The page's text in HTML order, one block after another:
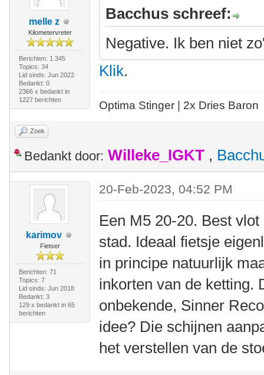
melle z
Kilometervreter
Berichten: 1.345
Topics: 34
Lid sinds: Jun 2022
Bedankt: 0
2366 x bedankt in
1227 berichten
Bacchus schreef:
Negative. Ik ben niet
Klik.
Optima Stinger | 2x Dries Baron
Zoek
Bedankt door: Willeke_IGKT ,
karimov
Fietser
Berichten: 71
Topics: 7
Lid sinds: Jun 2018
Bedankt: 3
129 x bedankt in 65
berichten
20-Feb-2023, 04:52 PM
Een M5 20-20. Best
stad. Ideaal fietsje
in principe natuurlijk
inkorten van de ketting.
onbekende, Sinner
idee? Die schijnen
het verstellen van de